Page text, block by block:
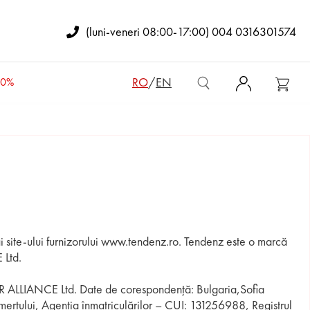
(luni-veneri 08:00-17:00) 004 0316301574
DE DAMĂ
RO/EN
ului furnizorului www.tendenz.ro. Tendenz este o marcă
Ltd.
Ltd. Date de corespondență: Bulgaria,Sofia
Agenția înmatriculărilor – CUI: 131256988, Registrul